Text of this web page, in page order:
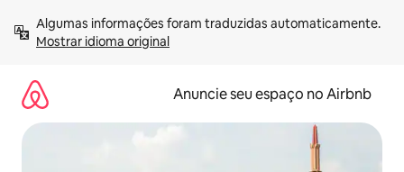
para
Mostrar idioma original
Anuncie seu espaço no Airbnb